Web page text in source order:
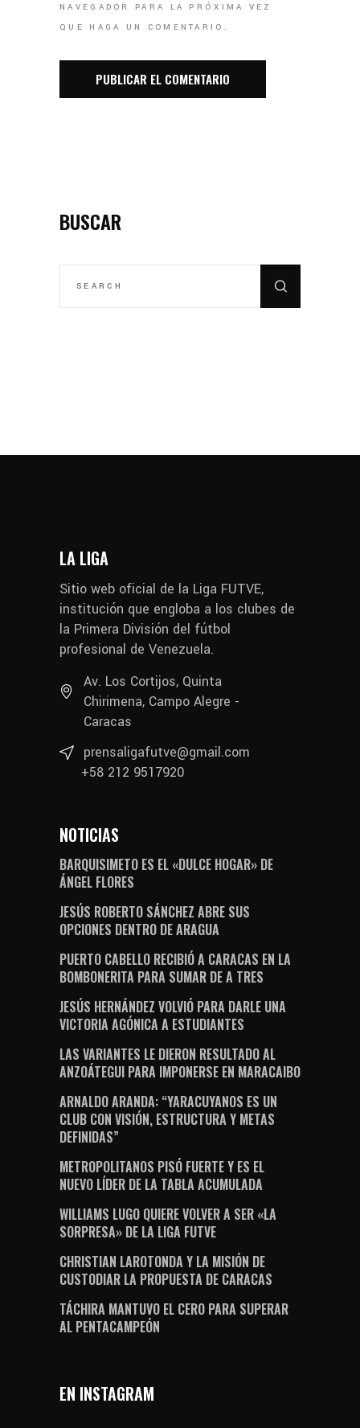
NAVEGADOR PARA LA PRÓXIMA VEZ
QUE HAGA UN COMENTARIO.
BUSCAR
LA LIGA
Sitio web oficial de la Liga FUTVE,
institución que engloba a los clubes de
la Primera División del fútbol
profesional de Venezuela.
Av. Los Cortijos, Quinta
Chirimena, Campo Alegre -
Caracas
prensaligafutve@gmail.com
+58 212 9517920
NOTICIAS
BARQUISIMETO ES EL «DULCE HOGAR» DE
ÁNGEL FLORES
JESÚS ROBERTO SÁNCHEZ ABRE SUS
OPCIONES DENTRO DE ARAGUA
PUERTO CABELLO RECIBIÓ A CARACAS EN LA
BOMBONERITA PARA SUMAR DE A TRES
JESÚS HERNÁNDEZ VOLVIÓ PARA DARLE UNA
VICTORIA AGÓNICA A ESTUDIANTES
LAS VARIANTES LE DIERON RESULTADO AL
ANZOÁTEGUI PARA IMPONERSE EN MARACAIBO
ARNALDO ARANDA: “YARACUYANOS ES UN
CLUB CON VISIÓN, ESTRUCTURA Y METAS
DEFINIDAS”
METROPOLITANOS PISÓ FUERTE Y ES EL
NUEVO LÍDER DE LA TABLA ACUMULADA
WILLIAMS LUGO QUIERE VOLVER A SER «LA
SORPRESA» DE LA LIGA FUTVE
CHRISTIAN LAROTONDA Y LA MISIÓN DE
CUSTODIAR LA PROPUESTA DE CARACAS
TÁCHIRA MANTUVO EL CERO PARA SUPERAR
AL PENTACAMPEÓN
EN INSTAGRAM